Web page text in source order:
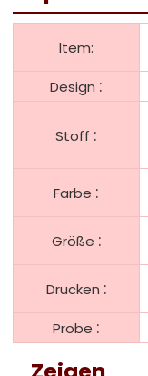
ltem:
Design :
Stoff :
Farbe :
Größe :
Drucken :
Probe :